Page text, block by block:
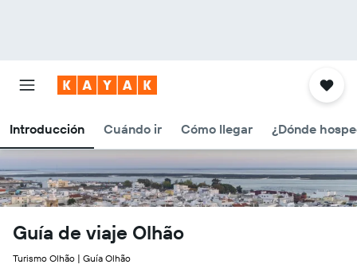
Introducción Cuándo ir Cómo llegar ¿Dónde
Guía de viaje Olhão
Turismo Olhão | Guía Olhão